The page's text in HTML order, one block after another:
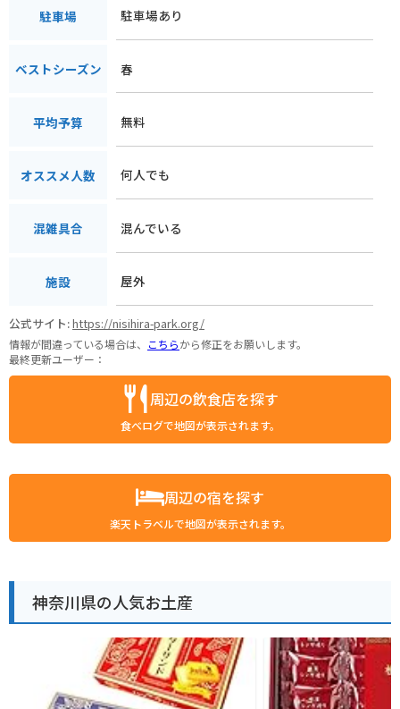
駐車場 駐車場あり
ベストシーズン 春
平均予算 無料
オススメ人数 何人でも
混雑具合 混んでいる
施設 屋外
公式サイト:https://nisihira-park.org/
情報が間違っている場合は、 こちらから修正をお願いします。
最終更新ユーザー：
周辺の飲食店を探す
食べログで地図が表示されます。
周辺の宿を探す
楽天トラベルで地図が表示されます。
神奈川県の人気お土産